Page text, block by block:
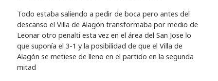
Todo estaba saliendo a pedir de boca pero antes del
descanso el Villa de Alagón transformaba por medio de
Leonar otro penalti esta vez en el área del San Jose lo
que suponía el 3-1 y la posibilidad de que el Villa de
Alagón se metiese de lleno en el partido en la segunda
mitad